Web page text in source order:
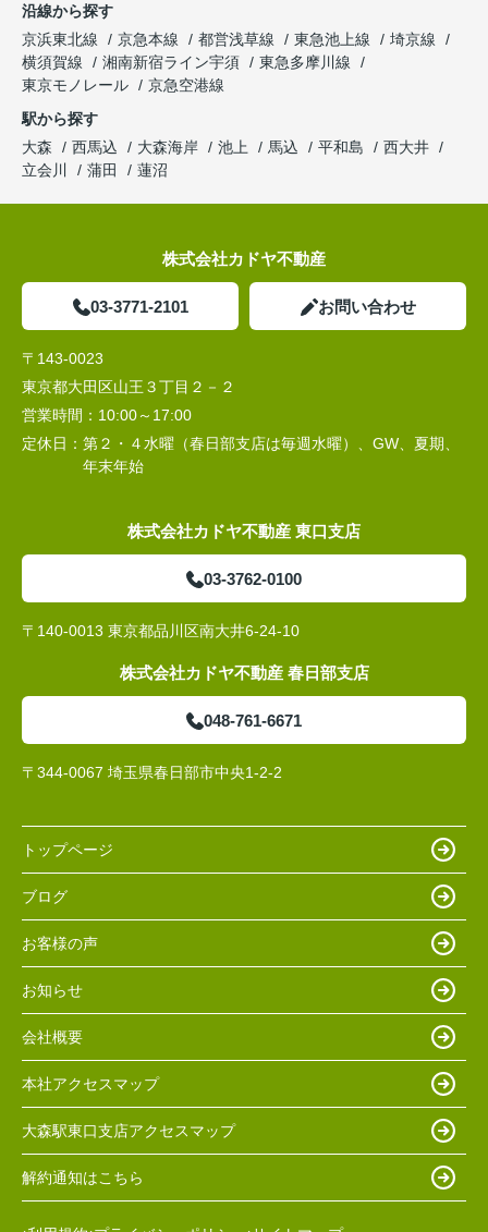
沿線から探す
京浜東北線
京急本線 都営浅草線 東急池上線
埼京線
横須賀線
湘南新宿ライン宇須
東急多摩川線
東京モノレール
京急空港線
駅から探す
大森
西馬込 大森海岸 池上 馬込 平和島
西大井
立会川
蒲田 蓮沼
株式会社カドヤ不動産
03-3771-2101 お問い合わせ
〒143-0023
東京都大田区山王３丁目２－２
営業時間： 10:00～17:00
定休日： 第２・４水曜（春日部支店は毎週水曜）、GW、夏期、
年末年始
株式会社カドヤ不動産 東口支店
03-3762-0100
〒140-0013 東京都品川区南大井6-24-10
株式会社カドヤ不動産 春日部支店
048-761-6671
〒344-0067 埼玉県春日部市中央1-2-2
トップページ
ブログ
お客様の声
お知らせ
会社概要
本社アクセスマップ
大森駅東口支店アクセスマップ
解約通知はこちら